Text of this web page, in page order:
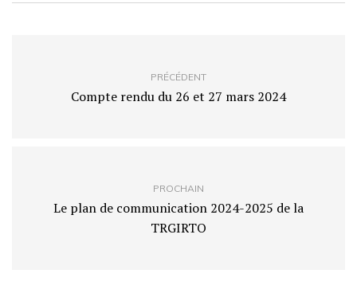
PRÉCÉDENT
Compte rendu du 26 et 27 mars 2024
PROCHAIN
Le plan de communication 2024-2025 de la
TRGIRTO